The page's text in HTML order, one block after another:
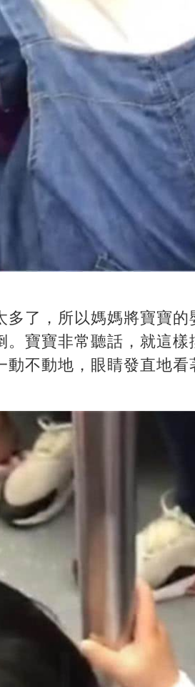
多了，所以媽媽將寶寶
。寶寶非常聽話，就這
不動地，眼睛發直地看